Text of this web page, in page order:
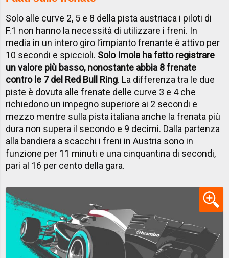
Solo alle curve 2, 5 e 8 della pista austriaca i piloti di
F.1 non hanno la necessità di utilizzare i freni. In
media in un intero giro l’impianto frenante è attivo per
10 secondi e spiccioli. Solo Imola ha fatto registrare
un valore più basso, nonostante abbia 8 frenate
contro le 7 del Red Bull Ring. La differenza tra le due
piste è dovuta alle frenate delle curve 3 e 4 che
richiedono un impegno superiore ai 2 secondi e
mezzo mentre sulla pista italiana anche la frenata più
dura non supera il secondo e 9 decimi. Dalla partenza
alla bandiera a scacchi i freni in Austria sono in
funzione per 11 minuti e una cinquantina di secondi,
pari al 16 per cento della gara.